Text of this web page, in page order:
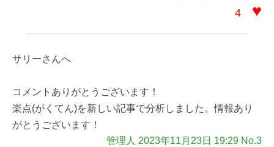
4 ♥
サリーさんへ
コメントありがとうございます！
楽点(がくてん)を新しい記事で分析しました。情報あり
がとうございます！
管理人 2023年11月23日 19:29 No.3